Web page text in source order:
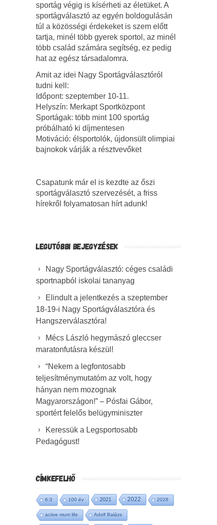
sportág végig is kísérheti az életüket. A
sportágválasztó az egyén boldogulásán
túl a közösségi érdekeket is szem előtt
tartja, minél több gyerek sportol, az minél
több család számára segítség, ez pedig
hat az egész társadalomra.
Amit az idei Nagy Sportágválasztóról
tudni kell:
Időpont: szeptember 10-11.
Helyszín: Merkapt Sportközpont
Sportágak: több mint 100 sportág
próbálható ki díjmentesen
Motiváció: élsportolók, újdonsült olimpiai
bajnokok várják a résztvevőket
Csapatunk már el is kezdte az őszi
sportágválasztó szervezését, a friss
hírekről folyamatosan hírt adunk!
LEGUTÓBBI BEJEGYZÉSEK
Nagy Sportágválasztó: céges családi
sportnapból iskolai tananyag
Elindult a jelentkezés a szeptember
18-19-i Nagy Sportágválasztóra és
Hangszerválasztóra!
Mécs László hegymászó gleccser
maratonfutásra készül!
“Nekem a legfontosabb
teljesítménymutatóm az volt, hogy
hányan nem mozognak
Magyarországon!” – Pósfai Gábor,
sportért felelős belügyminiszter
Keressük a Legsportosabb
Pedagógust!
CÍMKEFELHŐ
6:3 100 év 2021 2022 2028
active mum life Adolf Balázs